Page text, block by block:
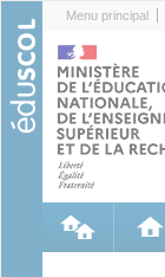
Menu principal